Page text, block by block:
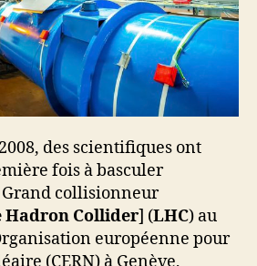
des scientifiques ont
fois à basculer
collisionneur
Hadron Collider] (LHC) au
européenne pour